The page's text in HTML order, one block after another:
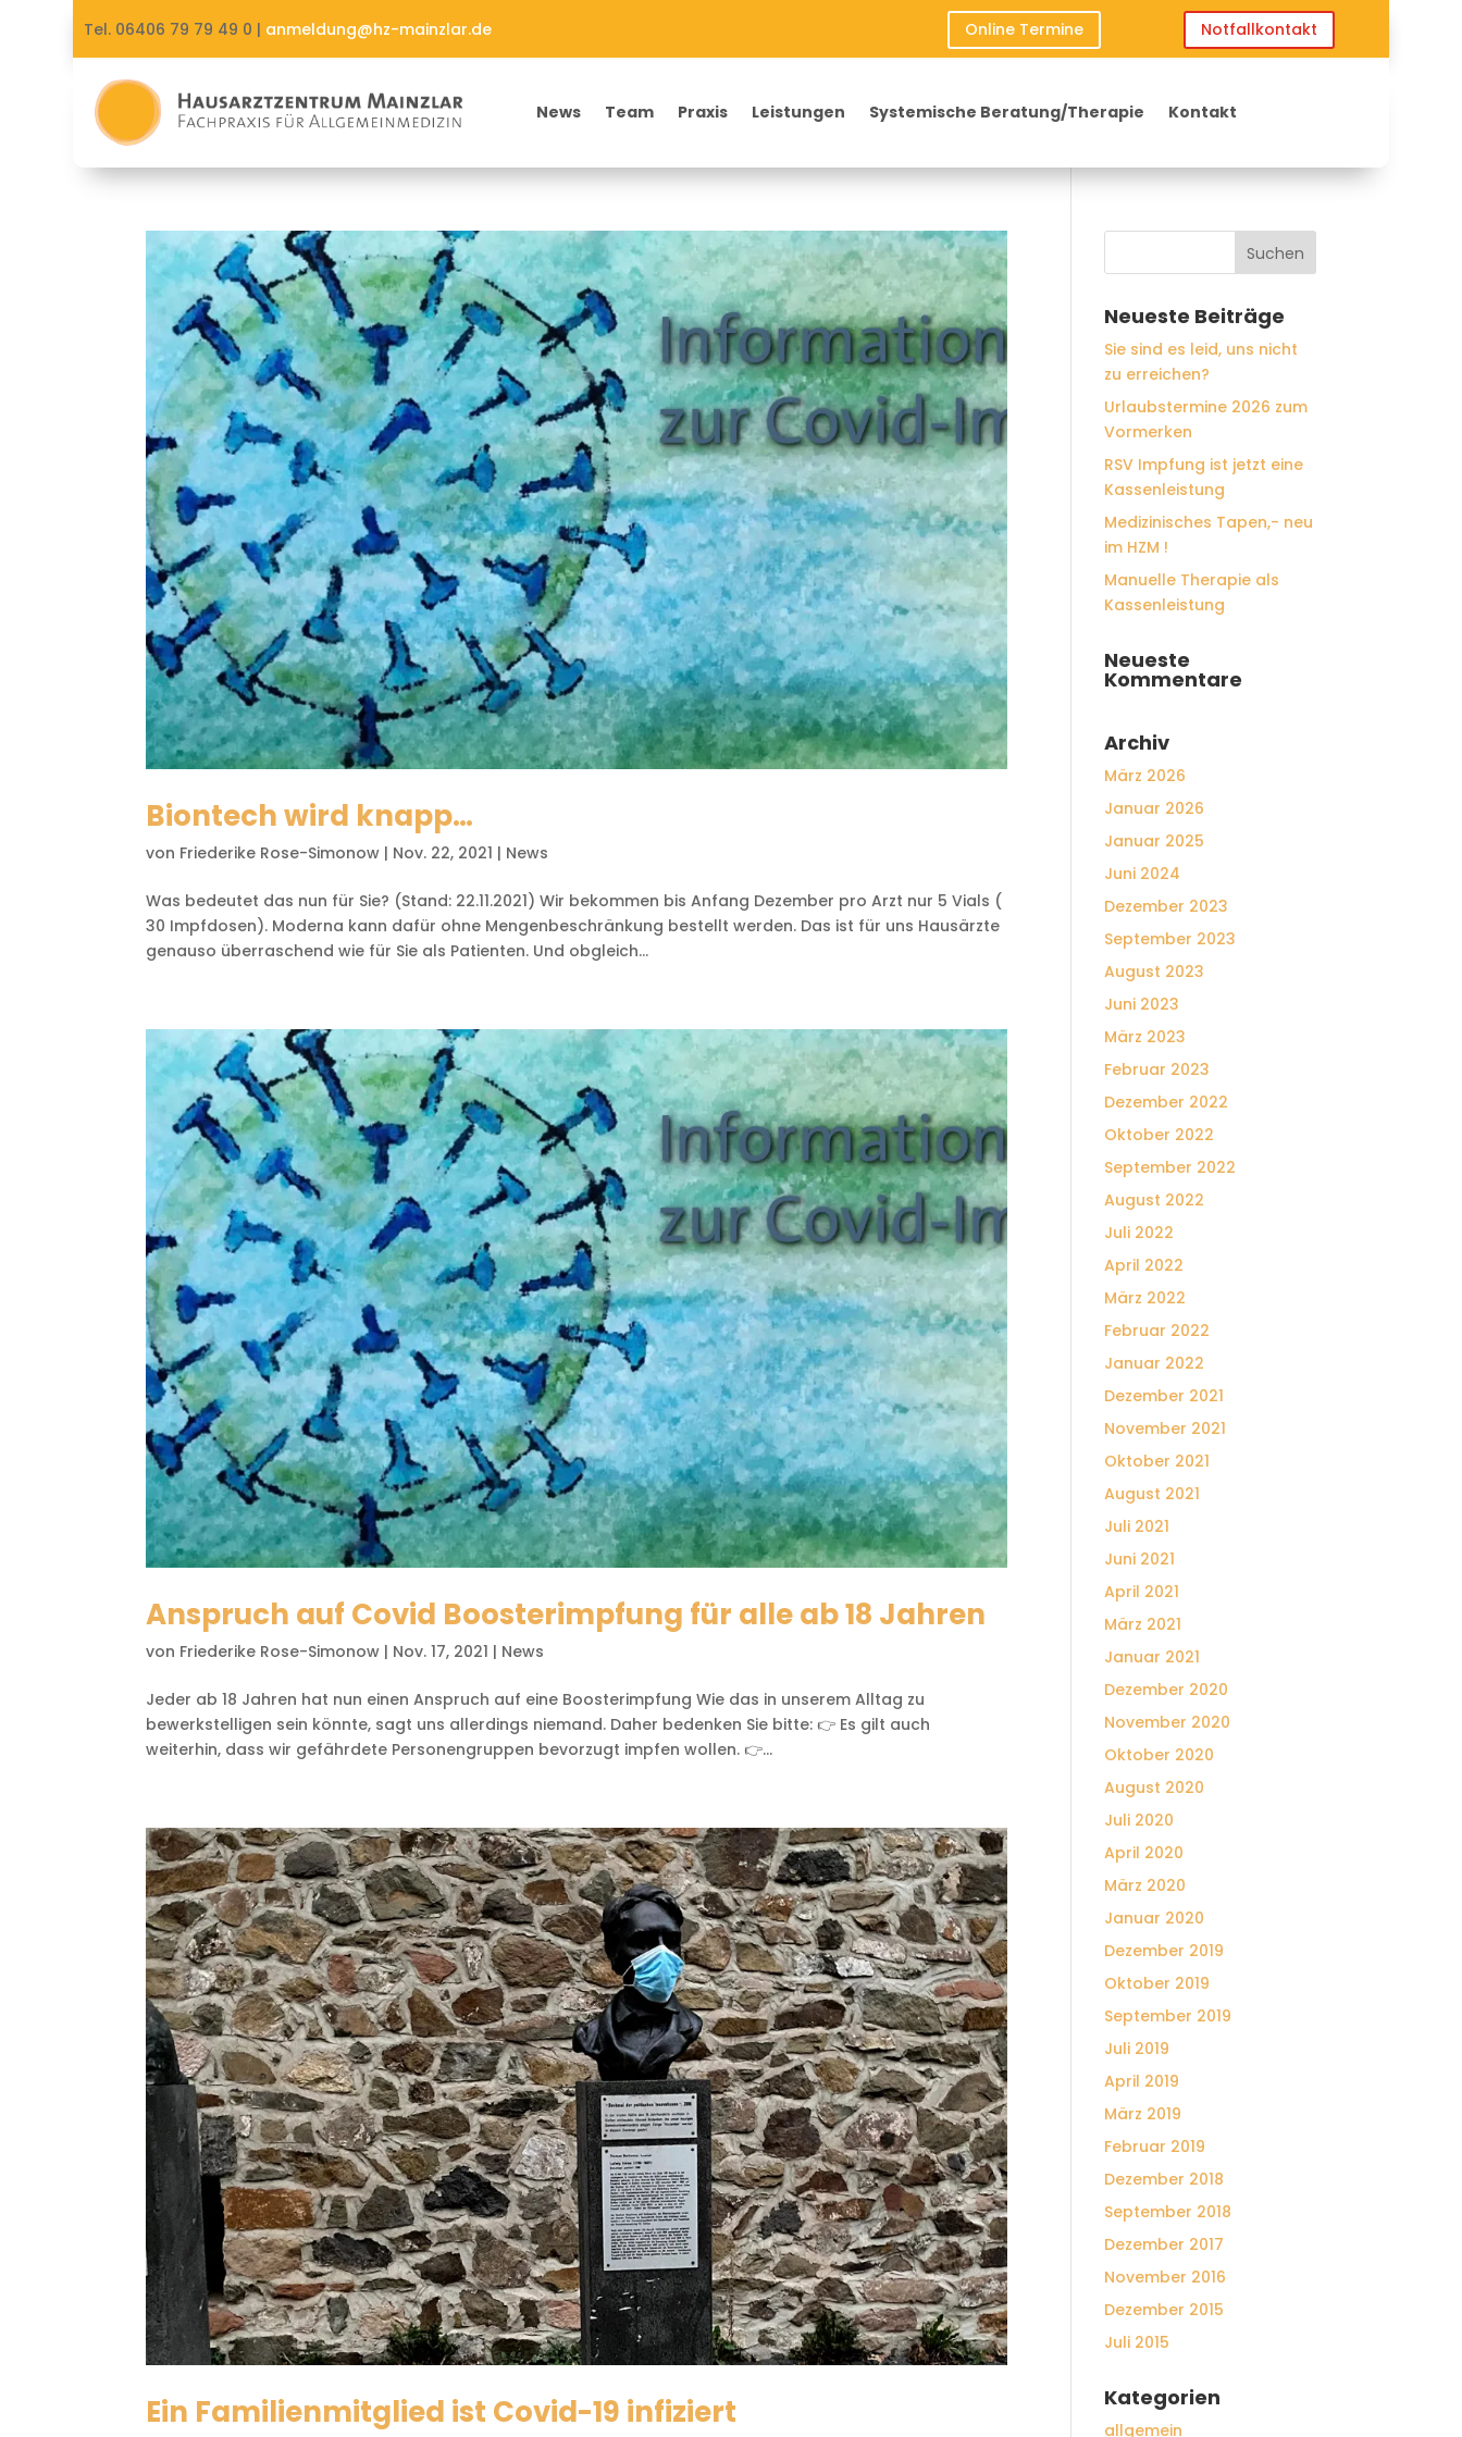
Tel. 06406 79 79 49 0 | anmeldung@hz-mainzlar.de Online Termine Notfallkontakt
News Team Praxis Leistungen Systemische Beratung/Therapie Kontakt
Biontech wird knapp…
von Friederike Rose-Simonow | Nov. 22, 2021 | News
Was bedeutet das nun für Sie? (Stand: 22.11.2021) Wir bekommen bis Anfang Dezember pro Arzt nur 5 Vials (
30 Impfdosen). Moderna kann dafür ohne Mengenbeschränkung bestellt werden. Das ist für uns Hausärzte
genauso überraschend wie für Sie als Patienten. Und obgleich...
Anspruch auf Covid Boosterimpfung für alle ab 18 Jahren
von Friederike Rose-Simonow | Nov. 17, 2021 | News
Jeder ab 18 Jahren hat nun einen Anspruch auf eine Boosterimpfung Wie das in unserem Alltag zu
bewerkstelligen sein könnte, sagt uns allerdings niemand. Daher bedenken Sie bitte: 👉 Es gilt auch
weiterhin, dass wir gefährdete Personengruppen bevorzugt impfen wollen. 👉...
Ein Familienmitglied ist Covid-19 infiziert
Neueste Beiträge
Sie sind es leid, uns nicht
zu erreichen?
Urlaubstermine 2026 zum
Vormerken
RSV Impfung ist jetzt eine
Kassenleistung
Medizinisches Tapen,- neu
im HZM !
Manuelle Therapie als
Kassenleistung
Neueste
Kommentare
Archiv
März 2026
Januar 2026
Januar 2025
Juni 2024
Dezember 2023
September 2023
August 2023
Juni 2023
März 2023
Februar 2023
Dezember 2022
Oktober 2022
September 2022
August 2022
Juli 2022
April 2022
März 2022
Februar 2022
Januar 2022
Dezember 2021
November 2021
Oktober 2021
August 2021
Juli 2021
Juni 2021
April 2021
März 2021
Januar 2021
Dezember 2020
November 2020
Oktober 2020
August 2020
Juli 2020
April 2020
März 2020
Januar 2020
Dezember 2019
Oktober 2019
September 2019
Juli 2019
April 2019
März 2019
Februar 2019
Dezember 2018
September 2018
Dezember 2017
November 2016
Dezember 2015
Juli 2015
Kategorien
allgemein